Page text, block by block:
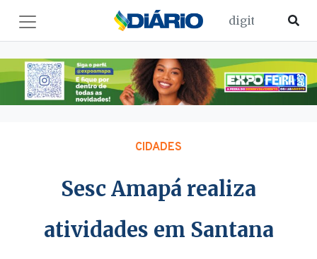
CIDADES
Sesc Amapá realiza
atividades em Santana